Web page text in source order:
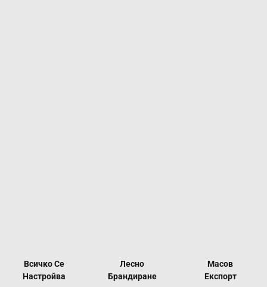
Всичко Се
Настройва
Лесно
Брандиране
Масов
Експорт